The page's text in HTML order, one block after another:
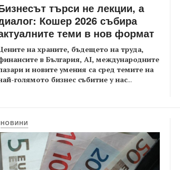
търси не лекции, а
Кошер 2026 събира
теми в нов формат
на храните, бъдещето на труда,
в България, AI, международните
и новите умения са сред темите на
голямото бизнес събитие у нас...
НОВИНИ